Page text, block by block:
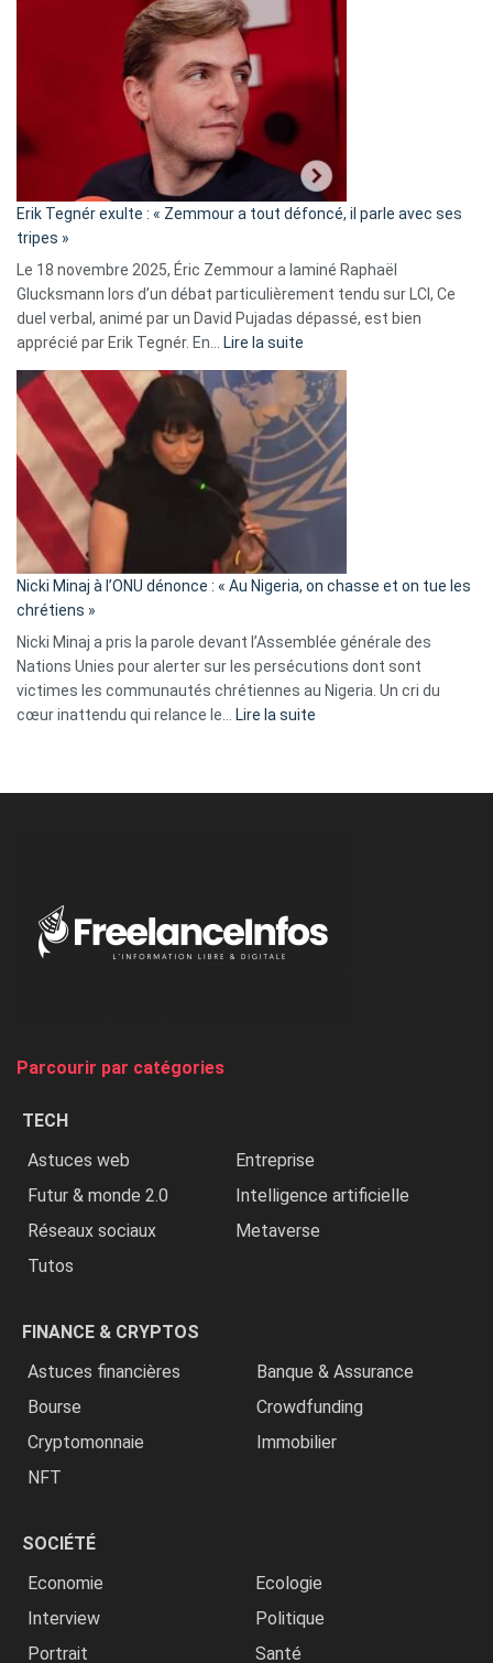
d’alliance
secrète
«
C’est
fake
news
»
Erik Tegnér exulte : « Zemmour a tout défoncé, il parle avec ses
tripes »
Le 18 novembre 2025, Éric Zemmour a laminé Raphaël
Glucksmann lors d’un débat particulièrement tendu sur LCI, Ce
duel verbal, animé par un David Pujadas dépassé, est bien
apprécié par Erik Tegnér. En…
Lire la suite
Tegnér
exulte
« Zemmour
a
tout
parle
ses
tripes »
Nicki Minaj à l’ONU dénonce : « Au Nigeria, on chasse et on tue les
chrétiens »
Nicki Minaj a pris la parole devant l’Assemblée générale des
Nations Unies pour alerter sur les persécutions dont sont
victimes les communautés chrétiennes au Nigeria. Un cri du
cœur inattendu qui relance le…
Lire la suite
Nigeria,
Parcourir par catégories
TECH
Astuces web
Entreprise
Futur & monde 2.0
Intelligence artificielle
Réseaux sociaux
Metaverse
Tutos
FINANCE & CRYPTOS
Astuces financières
Banque & Assurance
Bourse
Crowdfunding
Cryptomonnaie
Immobilier
NFT
SOCIÉTÉ
Economie
Ecologie
Interview
Politique
Portrait
Santé